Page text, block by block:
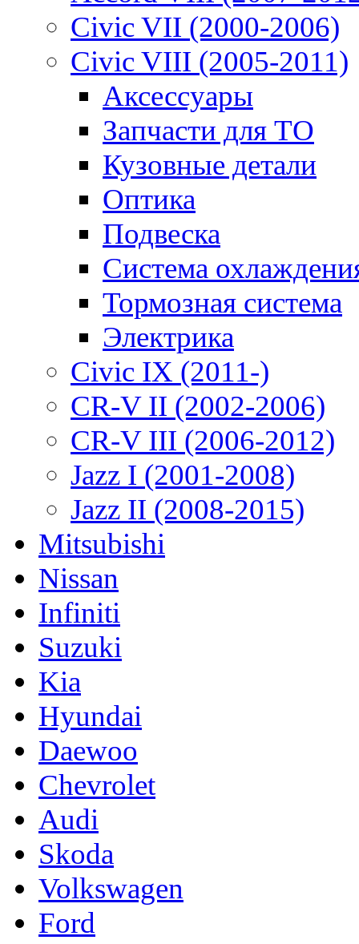
Civic VII (2000-2006)
Civic VIII (2005-2011)
Аксессуары
Запчасти для ТО
Кузовные детали
Оптика
Подвеска
Система
Тормозная система
Электрика
Civic IX (2011-)
CR-V II (2002-2006)
CR-V III (2006-2012)
Jazz I (2001-2008)
Jazz II (2008-2015)
Mitsubishi
Nissan
Infiniti
Suzuki
Kia
Hyundai
Daewoo
Chevrolet
Audi
Skoda
Volkswagen
Ford